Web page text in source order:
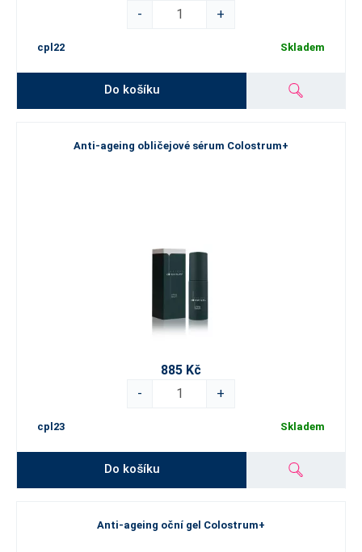
-
+
cpl22 Skladem
Do košíku
Anti-ageing obličejové sérum Colostrum+
885 Kč
-
+
cpl23 Skladem
Do košíku
Anti-ageing oční gel Colostrum+